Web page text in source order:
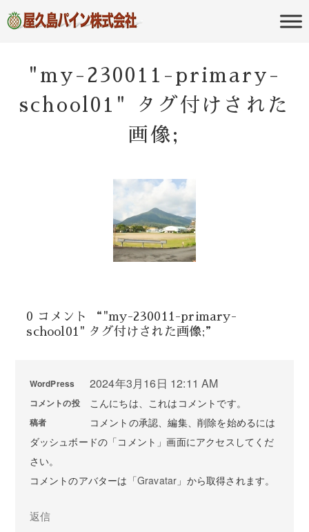
屋久島パイン
株式会社
のポータルサイト
"my-230011-primary-
school01" タグ付けされた
画像;
0 コメント “"my-230011-primary-
school01" タグ付けされた画像;”
WordPress
コメントの投
稿者
2024年3月16日 12:11 AM
こんにちは、これはコメントです。
コメントの承認、編集、削除を始めるには
ダッシュボードの「コメント」画面にアクセスしてくだ
さい。
コメントのアバターは「Gravatar 」から取得されます。
返信